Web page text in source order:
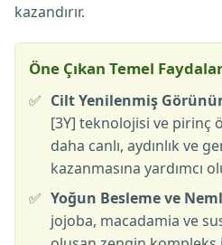
kazandırır.
Öne Çıkan Temel
✅ Cilt Yenilenmiş
[3Y] teknolojisi ve pirinç
daha canlı, aydınlık ve
kazanmasına yardımcı
✅ Yoğun Besleme ve
jojoba, macadamia ve